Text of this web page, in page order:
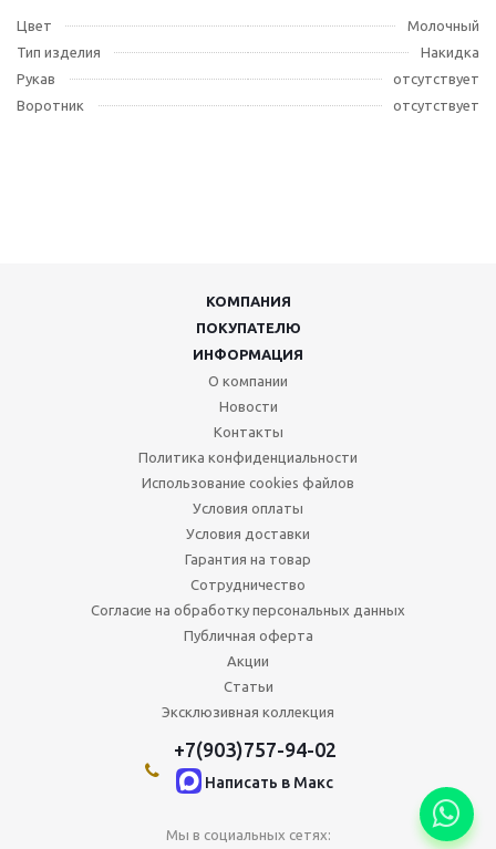
Цвет
Молочный
Тип изделия
Накидка
Рукав
отсутствует
Воротник
отсутствует
КОМПАНИЯ
ПОКУПАТЕЛЮ
ИНФОРМАЦИЯ
О компании
Новости
Контакты
Политика конфиденциальности
Использование cookies файлов
Условия оплаты
Условия доставки
Гарантия на товар
Сотрудничество
Согласие на обработку персональных данных
Публичная оферта
Акции
Статьи
Эксклюзивная коллекция
+7(903)757-94-02
Написать в Maкс
Мы в социальных сетях: